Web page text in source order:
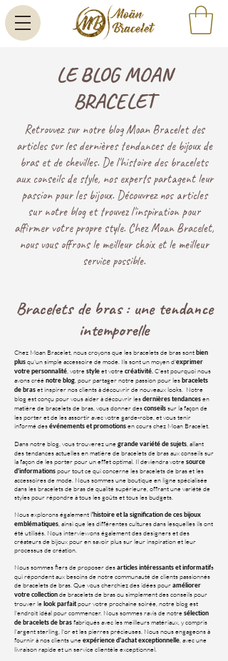
LE BLOG MOAN
BRACELET
Retrouvez sur notre blog Moan Bracelet des
articles sur les dernières tendances de bijoux de
bras et de chevilles. De l'histoire des bracelets
aux conseils de style, nos experts partagent leur
passion pour les bijoux. Découvrez nos articles
sur notre blog et trouvez l'inspiration pour
affirmer votre propre style. Chez Moan Bracelet,
nous vous offrons le meilleur choix et le meilleur
service possible.
Bracelets de bras : une tendance
intemporelle
Chez Moan Bracelet, nous croyons que les bracelets de bras sont bien
plusqu'un simple accessoire de mode. Ils sont un moyen d'exprimer
votre personnalité, votrestyleet votrecréativité.C'est pourquoi nous
avons créénotre blog, pour partager notre passion pour les bracelets
de braset inspirer nos clients à découvrir de nouveaux looks. Notre
blog est conçu pour vous aider à découvrir lesdernières tendancesen
matière de bracelets de bras, vous donner desconseilssur la façon de
les porter et de les assortir avec votre garde-robe, et vous tenir
informé desévénements et promotionsen cours chez Moan Bracelet.
Dans notre blog, vous trouverez unegrande variété de sujets, allant
des tendances actuelles en matière de bracelets de bras aux conseils sur
la façon de les porter pour un effet optimal. Il deviendra votresource
d'informationspour tout ce qui concerne les bracelets de bras et les
accessoires de mode. Nous sommes une boutique en ligne spécialisée
dans les bracelets de bras de qualité supérieure, offrant une variété de
styles pour répondre à tous les goûts et tous les budgets.
Nous explorons également l'histoire et la signification de ces bijoux
emblématiques, ainsi que les différentes cultures dans lesquelles ils ont
été utilisés. Nous interviewons également des designers et des
créateurs de bijoux pour en savoir plus sur leur inspiration et leur
processus de création.
Nous sommes fiers de proposer desarticles intéressants et informatifs
qui répondent aux besoins de notre communauté de clients passionnés
de bracelets de bras. Que vous cherchiez des idées pouraméliorer
votre collectionde bracelets de bras ou simplement des conseils pour
trouver le look parfaitpour votre prochaine soirée, notre blog est
l'endroit idéal pour commencer. Nous sommes ravis de notresélection
de bracelets de brasfabriqués avec les meilleurs matériaux, y compris
l'argent sterling, l'or et les pierres précieuses. Nous nous engageons à
fournir à nos clients uneexpérience d'achat exceptionnelle, avec une
livraison rapide et un service clientèle exceptionnel.